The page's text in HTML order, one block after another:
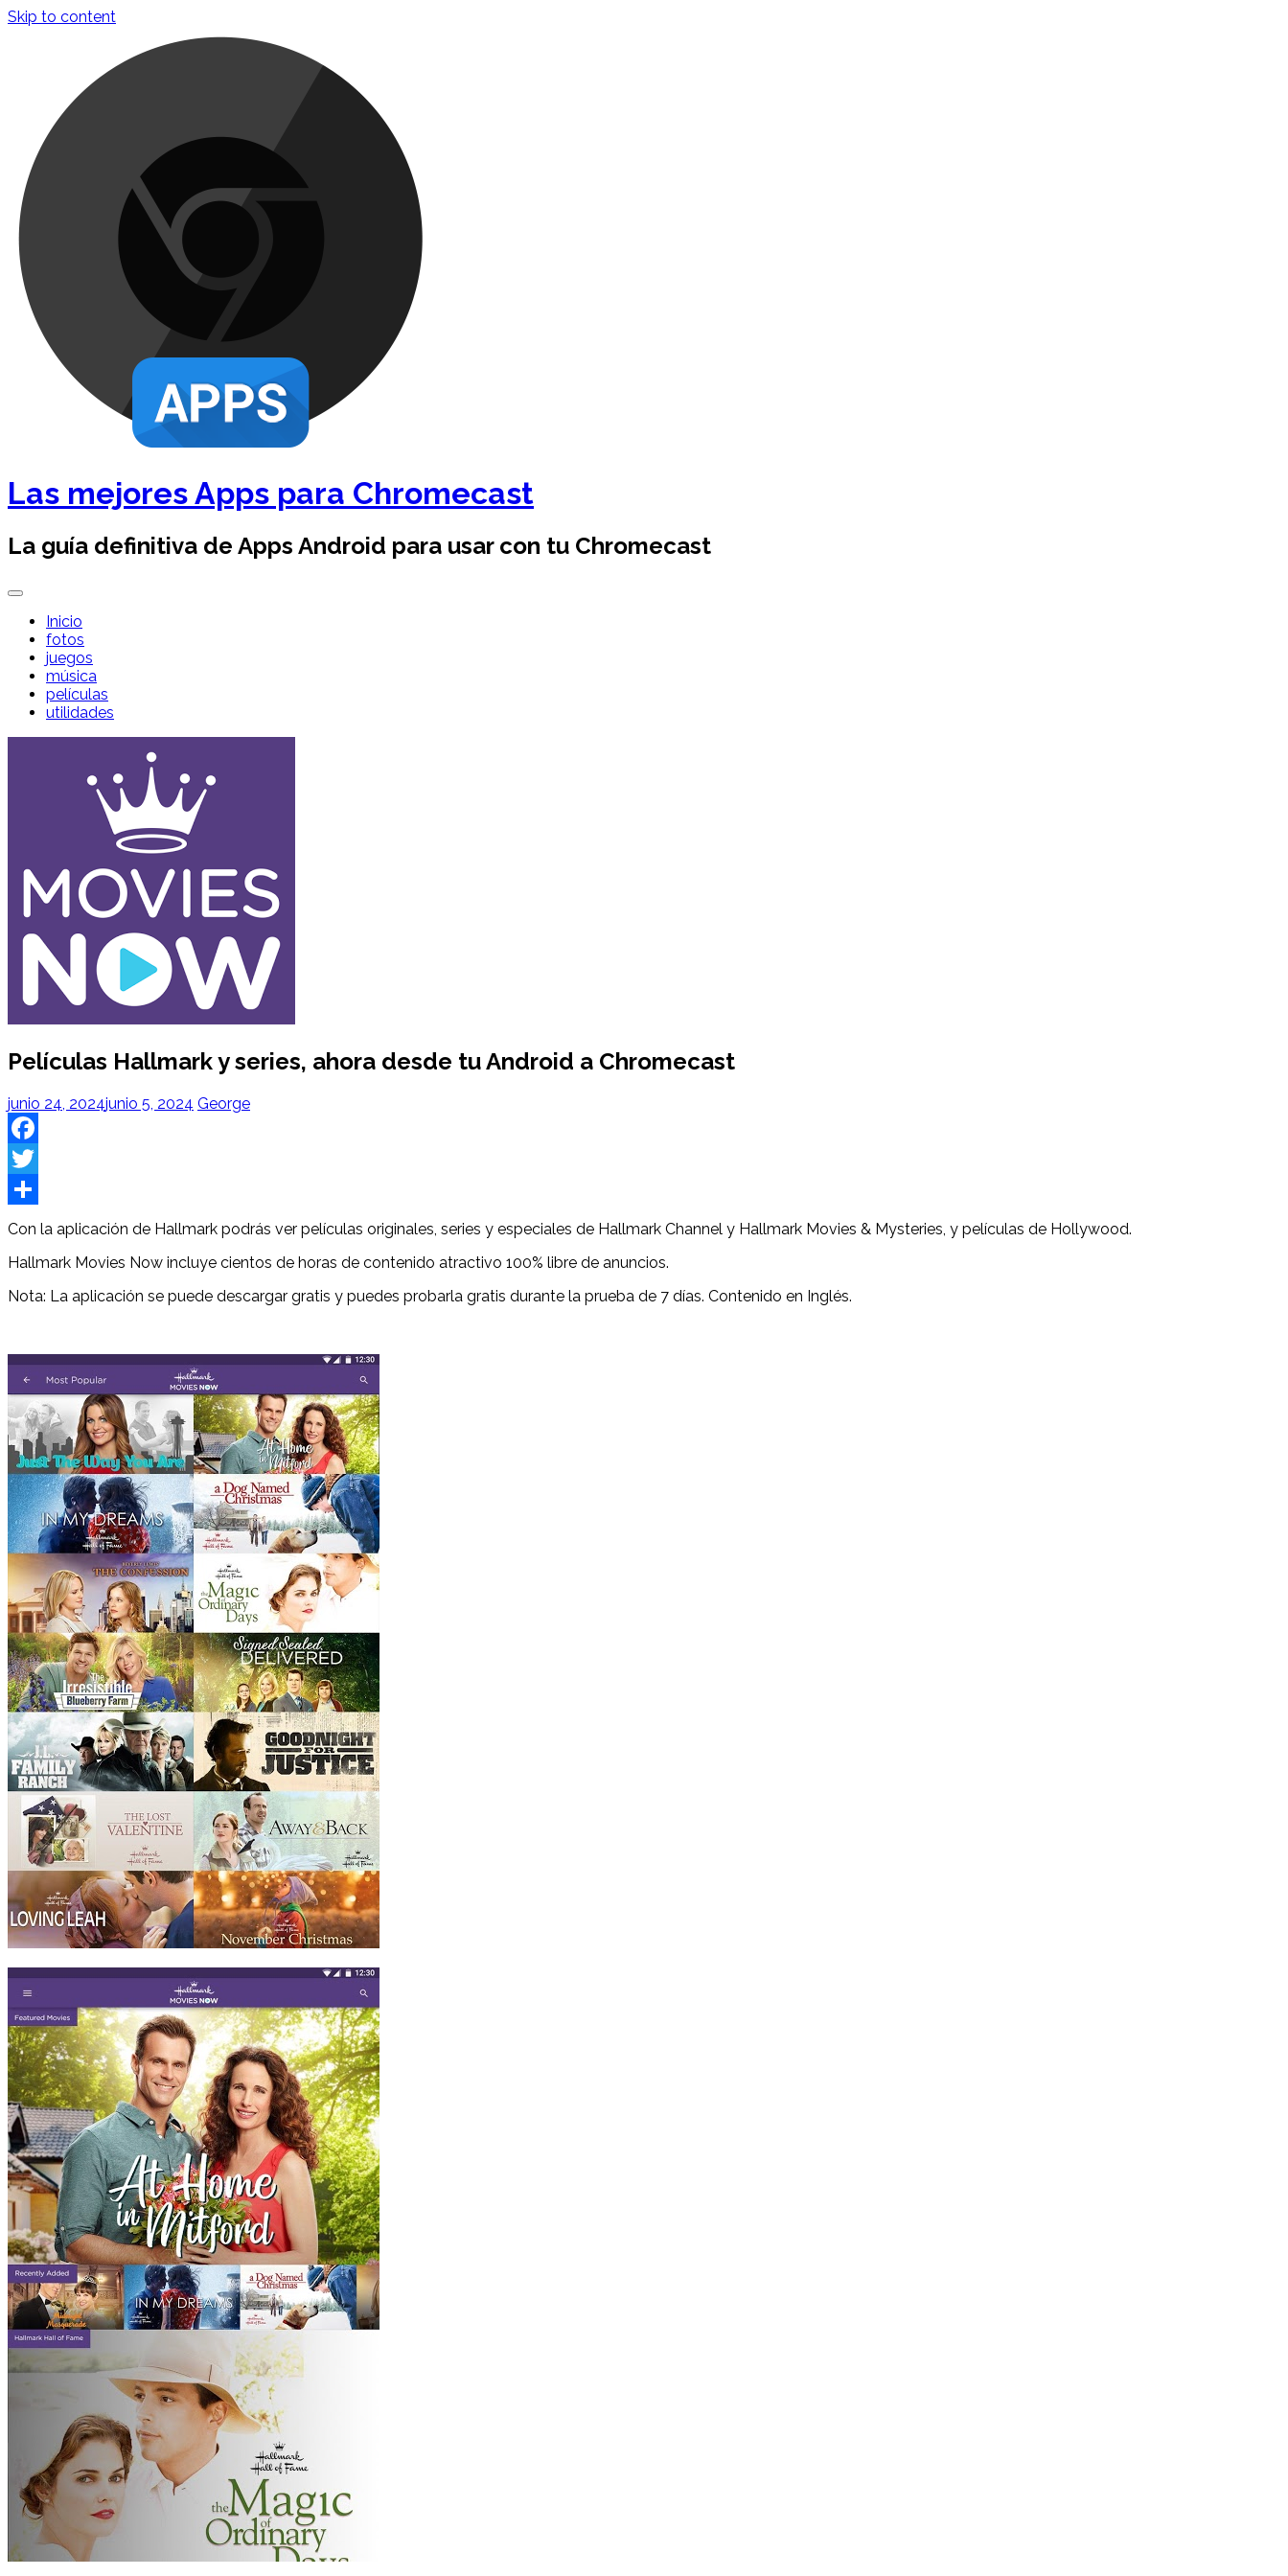
Skip to content
Las mejores Apps para Chromecast
La guía definitiva de Apps Android para usar con tu Chromecast
Inicio
fotos
juegos
música
películas
utilidades
Películas Hallmark y series, ahora desde tu Android a Chromecast
junio 24, 2024junio 5, 2024 George
Facebook
Twitter
Share
Con la aplicación de Hallmark podrás ver películas originales, series y especiales de Hallmark Channel y Hallmark Movies & Mysteries, y películas de Hollywood.
Hallmark Movies Now incluye cientos de horas de contenido atractivo 100% libre de anuncios.
Nota: La aplicación se puede descargar gratis y puedes probarla gratis durante la prueba de 7 días. Contenido en Inglés.